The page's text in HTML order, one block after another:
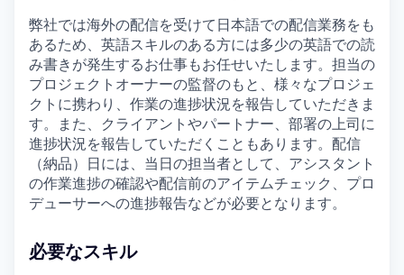
弊社では海外の配信を受けて日本語での配信業務をも
あるため、英語スキルのある方には多少の英語での読
み書きが発生するお仕事もお任せいたします。担当の
プロジェクトオーナーの監督のもと、様々なプロジェ
クトに携わり、作業の進捗状況を報告していただきま
す。また、クライアントやパートナー、部署の上司に
進捗状況を報告していただくこともあります。配信
（納品）日には、当日の担当者として、アシスタント
の作業進捗の確認や配信前のアイテムチェック、プロ
デューサーへの進捗報告などが必要となります。
必要なスキル